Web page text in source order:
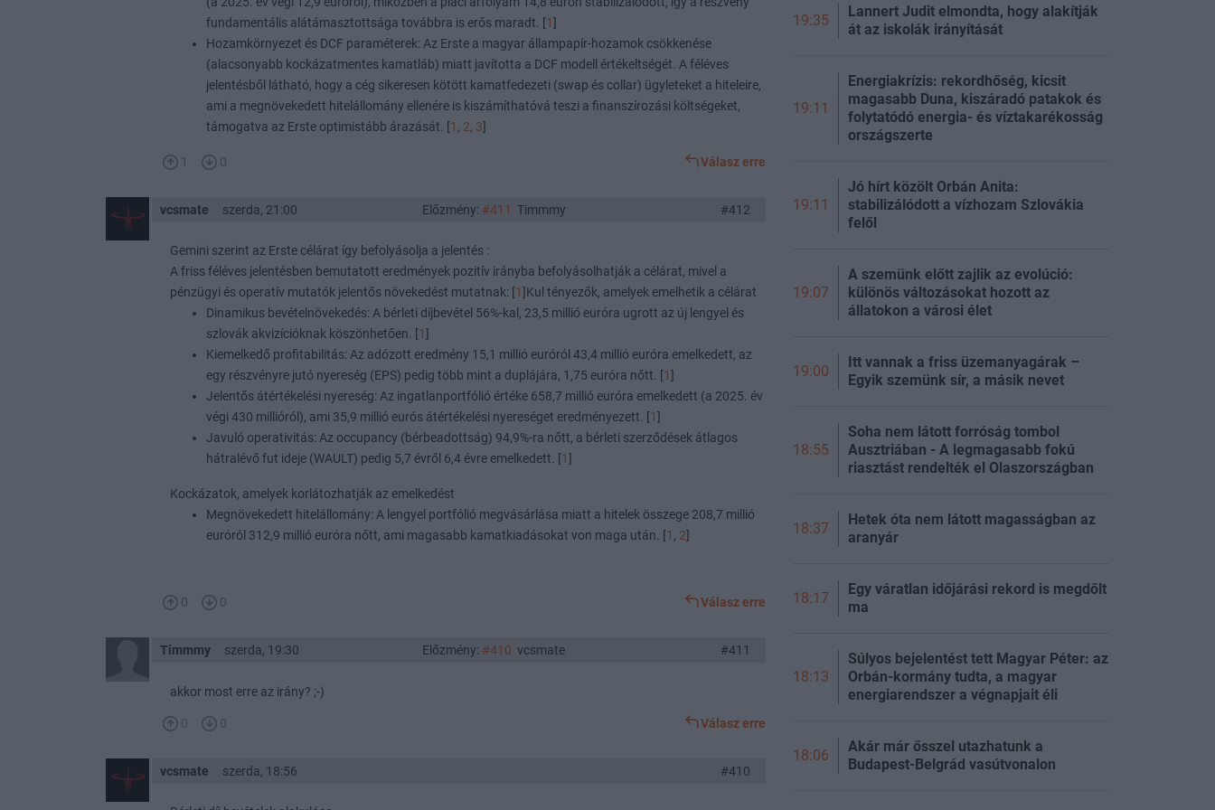
fundamentális alátámasztottsága továbbra is erős maradt. [1]
Hozamkörnyezet és DCF paraméterek: Az Erste a magyar állampapír-hozamok csökkenése
(alacsonyabb kockázatmentes kamatláb) miatt javította a DCF modell értékeltségét. A féléves
jelentésből látható, hogy a cég sikeresen kötött kamatfedezeti (swap és collar) ügyleteket a hiteleire,
ami a megnövekedett hitelállomány ellenére is kiszámíthatóvá teszi a finanszírozási költségeket,
támogatva az Erste optimistább árazását. [1 , 2, 3]
1 0 Válasz erre
vcsmate szerda, 21:00 Előzmény: #411 Timmmy #412
Gemini szerint az Erste célárat így befolyásolja a jelentés :
A friss féléves jelentésben bemutatott eredmények pozitív irányba befolyásolhatják a célárat, mivel a
pénzügyi és operatív mutatók jelentős növekedést mutatnak: [1]Kul tényezők, amelyek emelhetik a célárat
Dinamikus bevételnövekedés: A bérleti díjbevétel 56%-kal, 23,5 millió euróra ugrott az új lengyel és
szlovák akvizícióknak köszönhetően. [1]
Kiemelkedő profitabilitás: Az adózott eredmény 15,1 millió euróról 43,4 millió euróra emelkedett, az
egy részvényre jutó nyereség (EPS) pedig több mint a duplájára, 1,75 euróra nőtt. [1]
Jelentős átértékelési nyereség: Az ingatlanportfólió értéke 658,7 millió euróra emelkedett (a 2025. év
végi 430 millióról), ami 35,9 millió eurós átértékelési nyereséget eredményezett. [1]
Javuló operativitás: Az occupancy (bérbeadottság) 94,9%-ra nőtt, a bérleti szerződések átlagos
hátralévő fut ideje (WAULT) pedig 5,7 évről 6,4 évre emelkedett. [1]
Kockázatok, amelyek korlátozhatják az emelkedést
Megnövekedett hitelállomány: A lengyel portfólió megvásárlása miatt a hitelek összege 208,7 millió
euróról 312,9 millió euróra nőtt, ami magasabb kamatkiadásokat von maga után. [1 , 2]
0 0 Válasz erre
Timmmy szerda, 19:30 Előzmény: #410 vcsmate #411
akkor most erre az irány? ;-)
0 0 Válasz erre
vcsmate szerda, 18:56 #410
19:35
Lannert Judit elmondta, hogy alakítják
át az iskolák irányítását
19:11
Energiakrízis: rekordhőség, kicsit
magasabb Duna, kiszáradó patakok és
folytatódó energia- és víztakarékosság
országszerte
19:11
Jó hírt közölt Orbán Anita:
stabilizálódott a vízhozam Szlovákia
felől
19:07
A szemünk előtt zajlik az evolúció:
különös változásokat hozott az
állatokon a városi élet
19:00
Itt vannak a friss üzemanyagárak –
Egyik szemünk sír, a másik nevet
18:55
Soha nem látott forróság tombol
Ausztriában - A legmagasabb fokú
riasztást rendelték el Olaszországban
18:37
Hetek óta nem látott magasságban az
aranyár
18:17
Egy váratlan időjárási rekord is megdőlt
ma
18:13
Súlyos bejelentést tett Magyar Péter: az
Orbán-kormány tudta, a magyar
energiarendszer a végnapjait éli
18:06
Akár már ősszel utazhatunk a
Budapest-Belgrád vasútvonalon